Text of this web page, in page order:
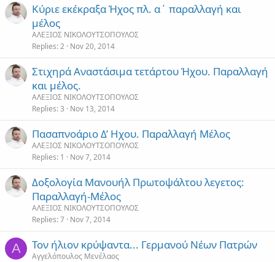
Κύριε εκέκραξα Ήχος πλ. α΄ παραλλαγή και
μέλος
ΑΛΕΞΙΟΣ ΝΙΚΟΛΟΥΤΣΟΠΟΥΛΟΣ
Replies 2 Nov 20, 2014
Στιχηρά Αναστάσιμα τετάρτου Ήχου. Παραλλαγή
και μέλος.
ΑΛΕΞΙΟΣ ΝΙΚΟΛΟΥΤΣΟΠΟΥΛΟΣ
Replies 3 Nov 13, 2014
Πασαπνοάριο Δ’ Ηχου. Παραλλαγή Μέλος
ΑΛΕΞΙΟΣ ΝΙΚΟΛΟΥΤΣΟΠΟΥΛΟΣ
Replies 1 Nov 7, 2014
Δοξολογία Μανουήλ Πρωτοψάλτου λεγετος:
Παραλλαγή-Μέλος
ΑΛΕΞΙΟΣ ΝΙΚΟΛΟΥΤΣΟΠΟΥΛΟΣ
Replies 7 Nov 7, 2014
Α Τον ήλιον κρύψαντα... Γερμανού Νέων Πατρών
Αγγελόπουλος Μενέλαος